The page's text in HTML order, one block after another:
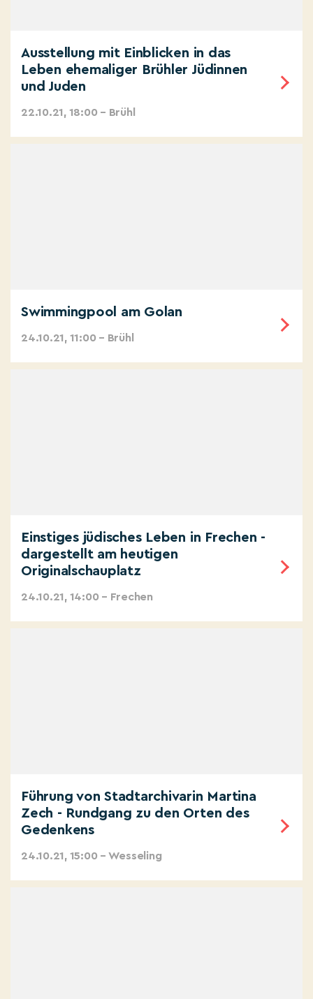
Ausstellung mit Einblicken in das
Leben ehemaliger Brühler Jüdinnen
und Juden
22.10.21, 18:00 – Brühl
Swimmingpool am Golan
24.10.21, 11:00 – Brühl
Einstiges jüdisches Leben in Frechen -
dargestellt am heutigen
Originalschauplatz
24.10.21, 14:00 – Frechen
Führung von Stadtarchivarin Martina
Zech - Rundgang zu den Orten des
Gedenkens
24.10.21, 15:00 – Wesseling